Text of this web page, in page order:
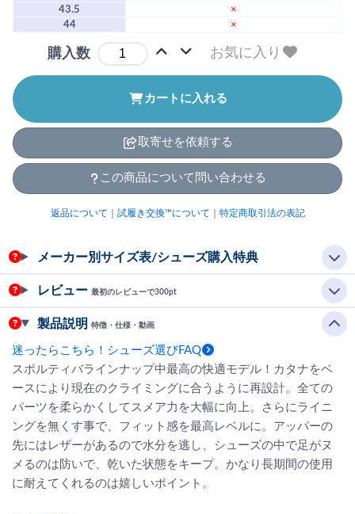
43.5
×
44
×
購入数 お気に入り
カートに入れる
取寄せを依頼する
この商品について問い合わせる
返品について 試履き交換™について 特定商取引法の表記
メーカー別サイズ表/シューズ購入特典
レビュー 最初のレビューで300pt
製品説明 特徴・仕様・動画
迷ったらこちら！シューズ選びFAQ
スポルティバラインナップ中最高の快適モデル！カタナをベ
ースにより現在のクライミングに合うように再設計。全ての
パーツを柔らかくしてスメア力を大幅に向上。さらにライニ
ングを無くす事で、フィット感を最高レベルに。アッパーの
先にはレザーがあるので水分を逃し、シューズの中で足がヌ
メるのは防いで、乾いた状態をキープ。かなり長期間の使用
に耐えてくれるのは嬉しいポイント。